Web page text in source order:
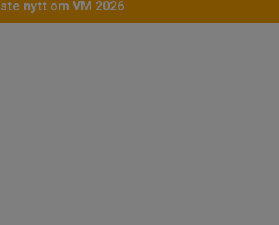
nytt om VM 2026